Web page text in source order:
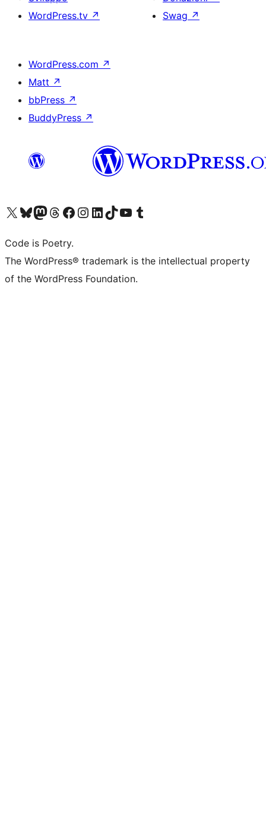
WordPress.tv ↗
Swag ↗
WordPress.com ↗
Matt ↗
bbPress ↗
BuddyPress ↗
Visita il nostro account X (ex Twitter)
Visita il nostro account Bluesky
Visita il nostro account Mastodon
Visita il nostro account Threads
Visita la nostra pagina Facebook
Visita il nostro account Instagram
Visita il nostro account LinkedIn
Visita il nostro account TikTok
Visita il nostro canale YouTube
Visita il nostro account Tumblr
Code is Poetry.
The WordPress® trademark is the intellectual property
of the WordPress Foundation.